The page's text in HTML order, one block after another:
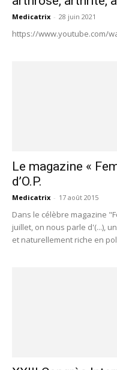
Medicatrix - 28 juin 2021
https://www.youtube.com/
Le magazine «
d’O.P.
Medicatrix - 17 août 2015
Dans le célèbre magazine
juillet, on nous parle d'(...),
et naturellement riche en